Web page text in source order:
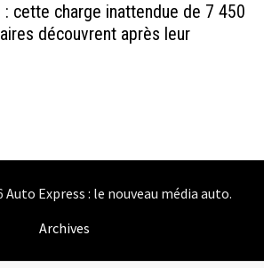
cette charge inattendue de 7 450
découvrent après leur
Auto Express : le nouveau média auto.
Archives